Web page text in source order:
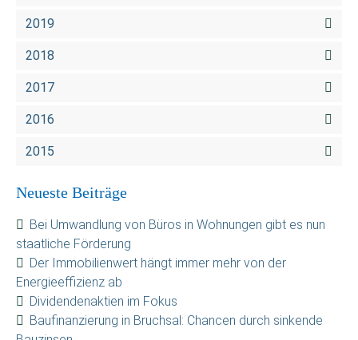
2019
2018
2017
2016
2015
Neueste Beiträge
Bei Umwandlung von Büros in Wohnungen gibt es nun
staatliche Förderung
Der Immobilienwert hängt immer mehr von der
Energieeffizienz ab
Dividendenaktien im Fokus
Baufinanzierung in Bruchsal: Chancen durch sinkende